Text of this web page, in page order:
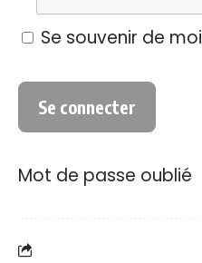
Se souvenir de moi
Mot de passe oublié